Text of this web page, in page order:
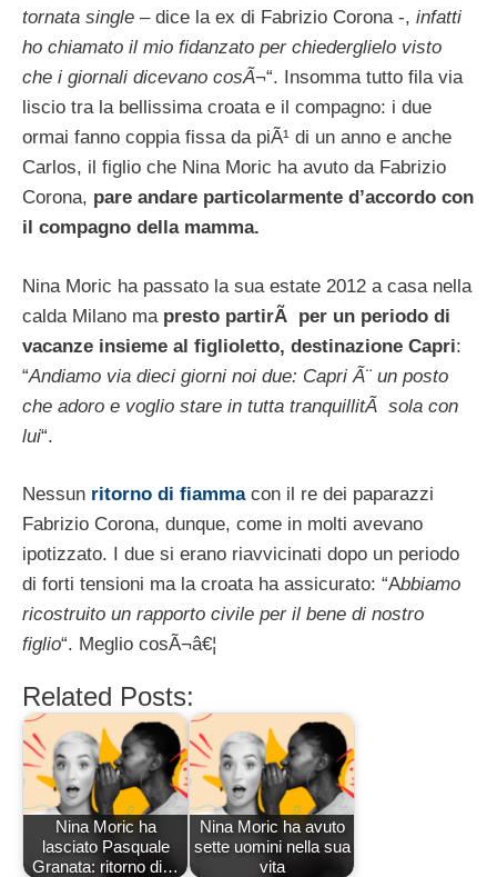
tornata single – dice la ex di Fabrizio Corona -, infatti
ho chiamato il mio fidanzato per chiederglielo visto
che i giornali dicevano cosÃ¬“. Insomma tutto fila via
liscio tra la bellissima croata e il compagno: i due
ormai fanno coppia fissa da piÃ¹ di un anno e anche
Carlos, il figlio che Nina Moric ha avuto da Fabrizio
Corona, pare andare particolarmente d’accordo con
il compagno della mamma.
Nina Moric ha passato la sua estate 2012 a casa nella
calda Milano ma presto partirÃ per un periodo di
vacanze insieme al figlioletto, destinazione Capri:
“Andiamo via dieci giorni noi due: Capri Ã¨ un posto
che adoro e voglio stare in tutta tranquillitÃ sola con
lui“.
Nessun ritorno di fiamma con il re dei paparazzi
Fabrizio Corona, dunque, come in molti avevano
ipotizzato. I due si erano riavvicinati dopo un periodo
di forti tensioni ma la croata ha assicurato: “Abbiamo
ricostruito un rapporto civile per il bene di nostro
figlio“. Meglio cosÃ¬â€¦
Related Posts:
Nina Moric ha
lasciato Pasquale
Granata: ritorno di…
Nina Moric ha avuto
sette uomini nella sua
vita